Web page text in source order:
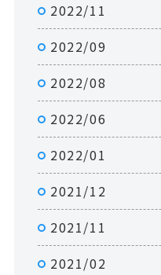
2022/11
2022/09
2022/08
2022/06
2022/01
2021/12
2021/11
2021/02